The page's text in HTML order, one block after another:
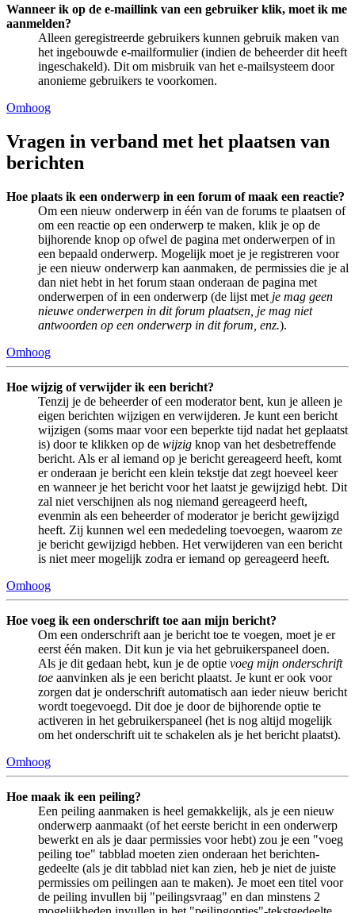
Wanneer ik op de e-maillink van een gebruiker klik, moet ik me
aanmelden?
Alleen geregistreerde gebruikers kunnen gebruik maken van
het ingebouwde e-mailformulier (indien de beheerder dit heeft
ingeschakeld). Dit om misbruik van het e-mailsysteem door
anonieme gebruikers te voorkomen.
Omhoog
Vragen in verband met het plaatsen van
berichten
Hoe plaats ik een onderwerp in een forum of maak een reactie?
Om een nieuw onderwerp in één van de forums te plaatsen of
om een reactie op een onderwerp te maken, klik je op de
bijhorende knop op ofwel de pagina met onderwerpen of in
een bepaald onderwerp. Mogelijk moet je je registreren voor
je een nieuw onderwerp kan aanmaken, de permissies die je al
dan niet hebt in het forum staan onderaan de pagina met
onderwerpen of in een onderwerp (de lijst met je mag geen
nieuwe onderwerpen in dit forum plaatsen, je mag niet
antwoorden op een onderwerp in dit forum, enz.).
Omhoog
Hoe wijzig of verwijder ik een bericht?
Tenzij je de beheerder of een moderator bent, kun je alleen je
eigen berichten wijzigen en verwijderen. Je kunt een bericht
wijzigen (soms maar voor een beperkte tijd nadat het geplaatst
is) door te klikken op de wijzig knop van het desbetreffende
bericht. Als er al iemand op je bericht gereageerd heeft, komt
er onderaan je bericht een klein tekstje dat zegt hoeveel keer
en wanneer je het bericht voor het laatst je gewijzigd hebt. Dit
zal niet verschijnen als nog niemand gereageerd heeft,
evenmin als een beheerder of moderator je bericht gewijzigd
heeft. Zij kunnen wel een mededeling toevoegen, waarom ze
je bericht gewijzigd hebben. Het verwijderen van een bericht
is niet meer mogelijk zodra er iemand op gereageerd heeft.
Omhoog
Hoe voeg ik een onderschrift toe aan mijn bericht?
Om een onderschrift aan je bericht toe te voegen, moet je er
eerst één maken. Dit kun je via het gebruikerspaneel doen.
Als je dit gedaan hebt, kun je de optie voeg mijn onderschrift
toe aanvinken als je een bericht plaatst. Je kunt er ook voor
zorgen dat je onderschrift automatisch aan ieder nieuw bericht
wordt toegevoegd. Dit doe je door de bijhorende optie te
activeren in het gebruikerspaneel (het is nog altijd mogelijk
om het onderschrift uit te schakelen als je het bericht plaatst).
Omhoog
Hoe maak ik een peiling?
Een peiling aanmaken is heel gemakkelijk, als je een nieuw
onderwerp aanmaakt (of het eerste bericht in een onderwerp
bewerkt en als je daar permissies voor hebt) zou je een "voeg
peiling toe" tabblad moeten zien onderaan het berichten-
gedeelte (als je dit tabblad niet kan zien, heb je niet de juiste
permissies om peilingen aan te maken). Je moet een titel voor
de peiling invullen bij "peilingsvraag" en dan minstens 2